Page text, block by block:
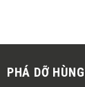
PHÁ DỠ